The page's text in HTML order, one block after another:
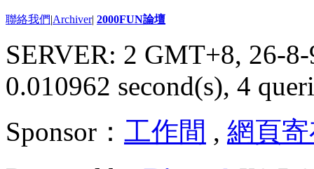
聯絡我們|Archiver| 2000FUN論壇
SERVER: 2 GMT+8, 26-
0.010962 second(s), 4
Sponsor： 工作間 , 網頁